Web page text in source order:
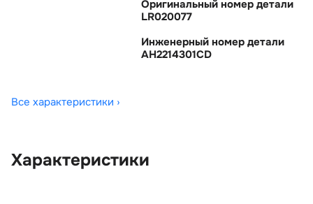
Оригинальный номер детали
LR020077
Инженерный номер детали
AH2214301CD
Все характеристики ›
Характеристики